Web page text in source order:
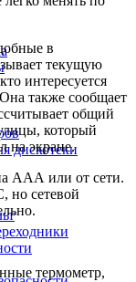
дискотеки
в
текущую
интересуется
также сообщает
общий
который
на экране.
ААА или от сети.
но сетевой
термометр,